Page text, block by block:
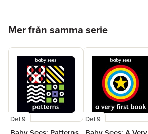
Mer från samma serie
Del 9 Del 9